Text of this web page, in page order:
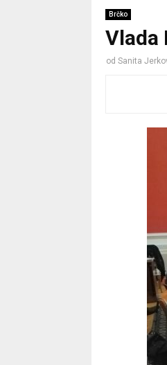
Brčko
Vlada
od Sanita